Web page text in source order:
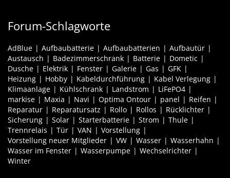
Forum-Schlagworte
AdBlue Aufbaubatterie Aufbaubatterien
Aufbautür
Austausch
Badezimmerschrank Batterie
Dometic
Dusche
Elektrik Fenster Galerie Gas
GFK
Heizung
Hobby Kabeldurchführung
Kabel Verlegung
Klimaanlage
Kühlschrank Landstrom
LiFePO4
markise
Maxia Navi Optima Ontour panel
Reifen
Reparatur
Reparatursatz Rollo Rollos
Rücklichter
Sicherung
Solar Starterbatterie Strom
Thule
Trennrelais
Tür VAN
Vorstellung
Vorstellung neuer Mitglieder
VW Wasser
Wasserhahn
Wasser im Fenster
Wasserpumpe
Wechselrichter
Winter